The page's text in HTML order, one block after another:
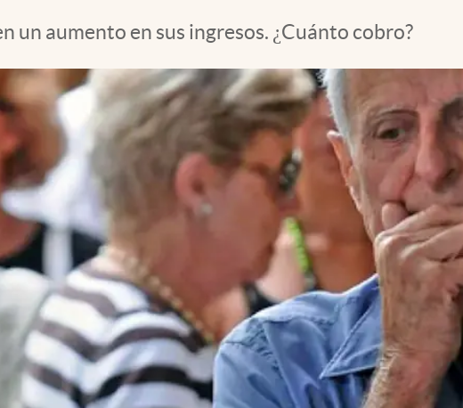
un aumento en sus ingresos. ¿Cuánto cobro?